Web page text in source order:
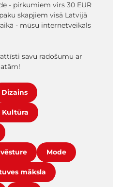
- pirkumiem virs 30 EUR
skapjiem visā Latvijā
- mūsu internetveikals
savu radošumu ar
Dizains
Kultūra
Mode
māksla